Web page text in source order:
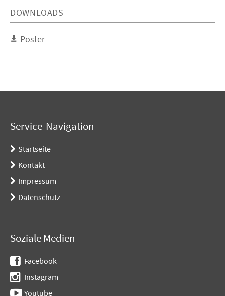
DOWNLOADS
Poster
Service-Navigation
Startseite
Kontakt
Impressum
Datenschutz
Soziale Medien
Facebook
Instagram
Youtube